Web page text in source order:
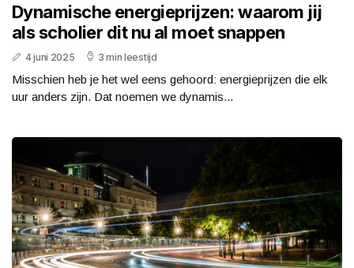
Dynamische energieprijzen: waarom jij
als scholier dit nu al moet snappen
4 juni 2025 3 min leestijd
Misschien heb je het wel eens gehoord: energieprijzen die elk
uur anders zijn. Dat noemen we dynamis...